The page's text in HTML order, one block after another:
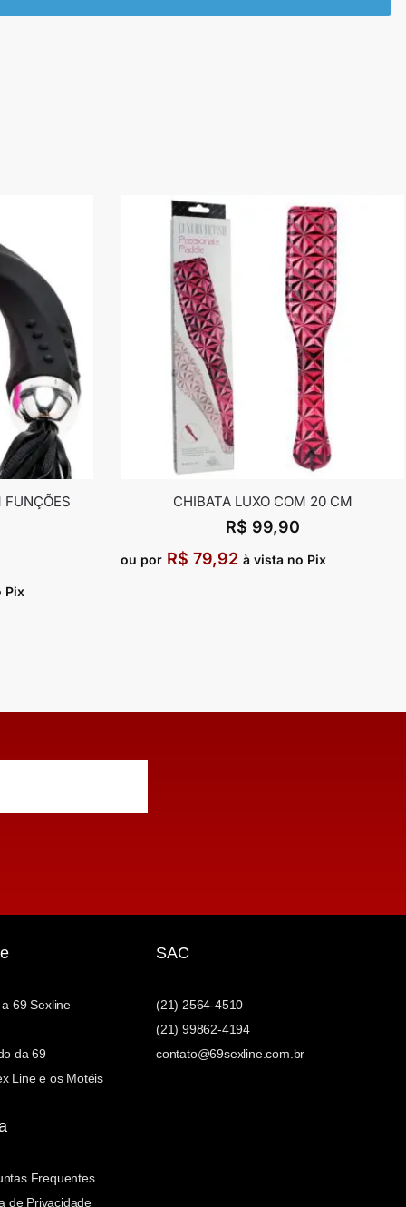
FUNÇÕES
Pix
CHIBATA LUXO COM 20 CM
R$ 99,90
ou por R$ 79,92 à vista no Pix
69 Sexline
da 69
Line e os Motéis
Frequentes
de Privacidade
SAC
(21) 2564-4510
(21) 99862-4194
contato@69sexline.com.br